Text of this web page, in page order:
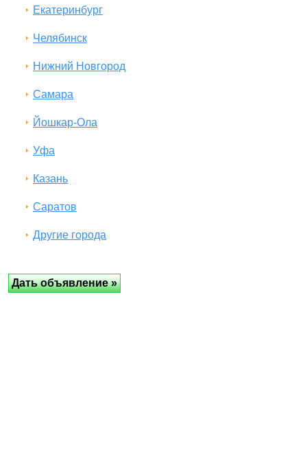
Екатеринбург
Челябинск
Нижний Новгород
Самара
Йошкар-Ола
Уфа
Казань
Саратов
Другие города